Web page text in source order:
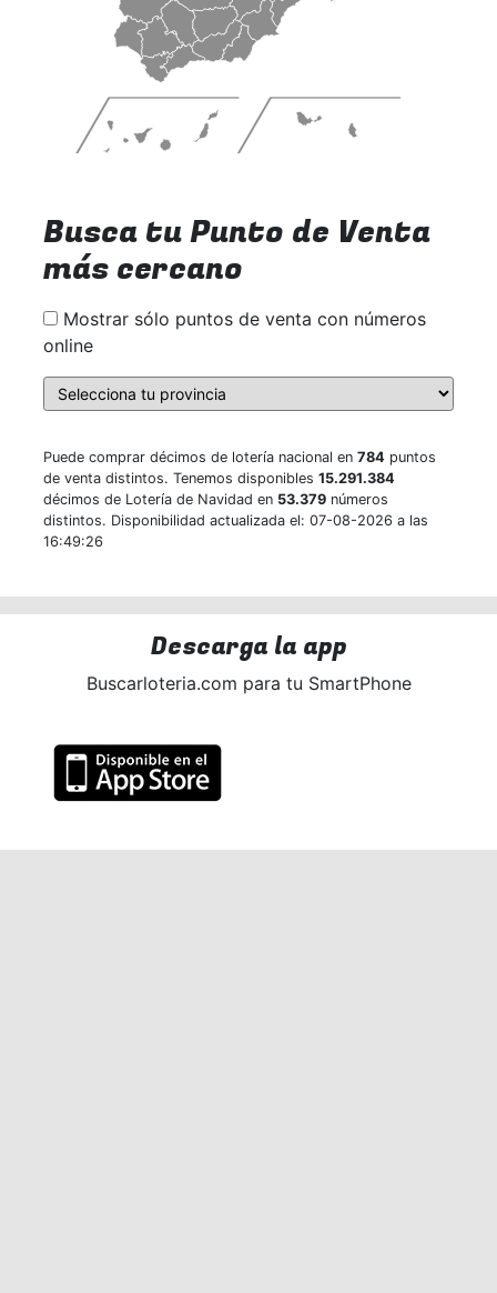
Busca tu Punto de Venta
más cercano
Mostrar sólo puntos de venta con números
online
Puede comprar décimos de lotería nacional en 784 puntos
de venta distintos. Tenemos disponibles 15.291.384
décimos de Lotería de Navidad en 53.379 números
distintos. Disponibilidad actualizada el: 07-08-2026 a las
16:49:26
Descarga la app
Buscarloteria.com para tu SmartPhone